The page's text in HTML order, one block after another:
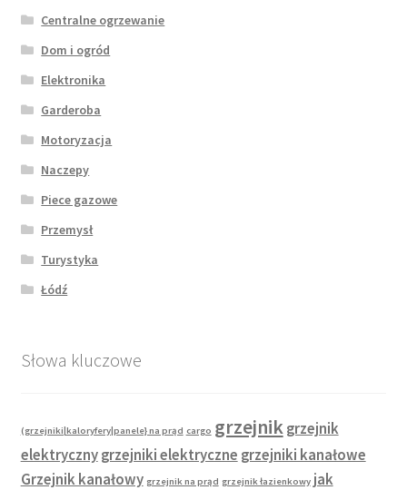
Centralne ogrzewanie
Dom i ogród
Elektronika
Garderoba
Motoryzacja
Naczepy
Piece gazowe
Przemysł
Turystyka
Łódź
Słowa kluczowe
(grzejniki|kaloryfery|panele} na prąd cargo grzejnik grzejnik
elektryczny grzejniki elektryczne grzejniki kanałowe
Grzejnik kanałowy grzejnik na prąd grzejnik łazienkowy jak